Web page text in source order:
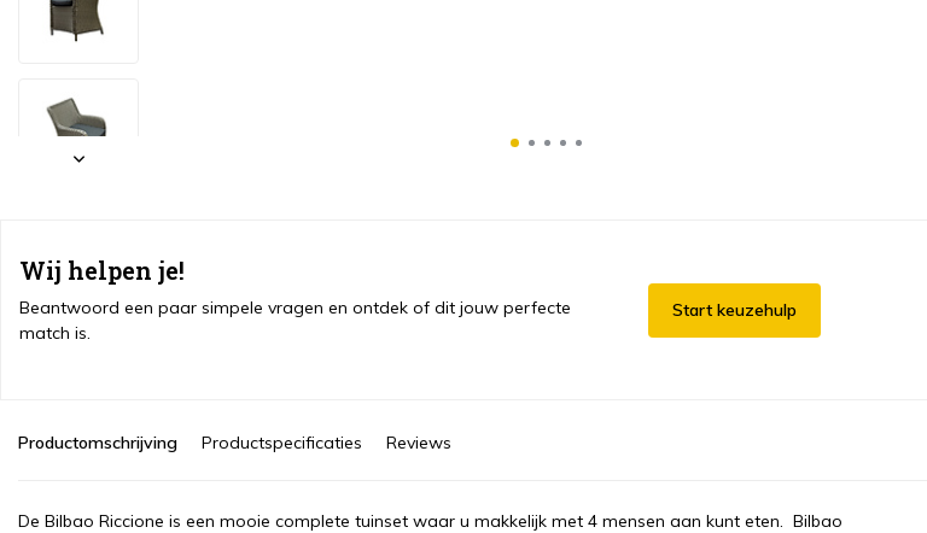
Wij helpen je!
Beantwoord een paar simpele vragen en ontdek of dit jouw perfecte
match is.
Start keuzehulp
Productomschrijving Productspecificaties Reviews
De Bilbao Riccione is een mooie complete tuinset waar u makkelijk met 4 mensen aan kunt eten. Bilbao